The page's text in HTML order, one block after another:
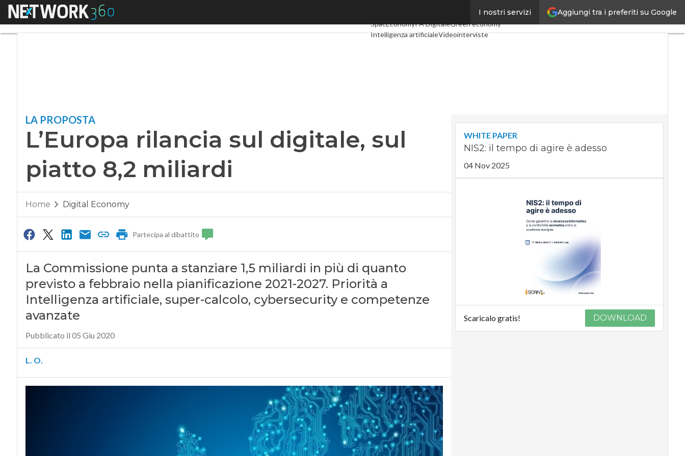
Aggiungi tra i preferiti su Google
I nostri servizi
Menu Telco Industria 4.0
SpacEconomyPA DigitaleGreen economy
Intelligenza artificialeVideointerviste
LA PROPOSTA
L’Europa rilancia sul digitale, sul
piatto 8,2 miliardi
Home Digital Economy
Partecipa al dibattito
La Commissione punta a stanziare 1,5 miliardi in più di quanto
previsto a febbraio nella pianificazione 2021-2027. Priorità a
Intelligenza artificiale, super-calcolo, cybersecurity e competenze
avanzate
Pubblicato il 05 Giu 2020
L. O.
WHITE PAPER
NIS2: il tempo di agire è adesso
04 Nov 2025
Scaricalo gratis! DOWNLOAD